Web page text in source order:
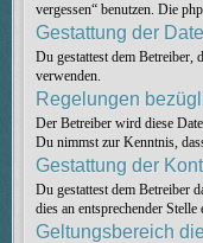
vergessen“ benutzen. Die
Gestattung der
Du gestattest dem
verwenden.
Regelungen
Der Betreiber wird diese
Du nimmst zur Kenntnis,
Gestattung der
Du gestattest dem Betreiber
dies an entsprechender Stelle
Geltungsbereich